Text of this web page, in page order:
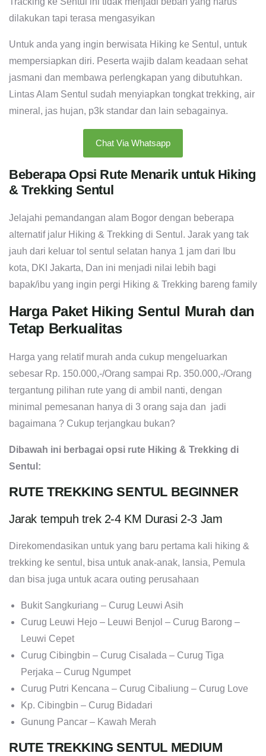
dilakukan tapi terasa mengasyikan
Untuk anda yang ingin berwisata Hiking ke Sentul, untuk
mempersiapkan diri. Peserta wajib dalam keadaan sehat
jasmani dan membawa perlengkapan yang dibutuhkan.
Lintas Alam Sentul sudah menyiapkan tongkat trekking, air
mineral, jas hujan, p3k standar dan lain sebagainya.
Chat Via Whatsapp
Beberapa Opsi Rute Menarik untuk Hiking
& Trekking Sentul
Jelajahi pemandangan alam Bogor dengan beberapa
alternatif jalur Hiking & Trekking di Sentul. Jarak yang tak
jauh dari keluar tol sentul selatan hanya 1 jam dari Ibu
kota, DKI Jakarta, Dan ini menjadi nilai lebih bagi
bapak/ibu yang ingin pergi Hiking & Trekking bareng family
Harga Paket Hiking Sentul Murah dan
Tetap Berkualitas
Harga yang relatif murah anda cukup mengeluarkan
sebesar Rp. 150.000,-/Orang sampai Rp. 350.000,-/Orang
tergantung pilihan rute yang di ambil nanti, dengan
minimal pemesanan hanya di 3 orang saja dan jadi
bagaimana ? Cukup terjangkau bukan?
Dibawah ini berbagai opsi rute Hiking & Trekking di
Sentul:
RUTE TREKKING SENTUL BEGINNER
Jarak tempuh trek 2-4 KM Durasi 2-3 Jam
Direkomendasikan untuk yang baru pertama kali hiking &
trekking ke sentul, bisa untuk anak-anak, lansia, Pemula
dan bisa juga untuk acara outing perusahaan
Bukit Sangkuriang – Curug Leuwi Asih
Curug Leuwi Hejo – Leuwi Benjol – Curug Barong –
Leuwi Cepet
Curug Cibingbin – Curug Cisalada – Curug Tiga
Perjaka – Curug Ngumpet
Curug Putri Kencana – Curug Cibaliung – Curug Love
Kp. Cibingbin – Curug Bidadari
Gunung Pancar – Kawah Merah
RUTE TREKKING SENTUL MEDIUM